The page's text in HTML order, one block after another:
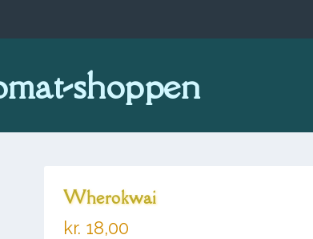
shoppen
Wherokwai
kr. 18,00